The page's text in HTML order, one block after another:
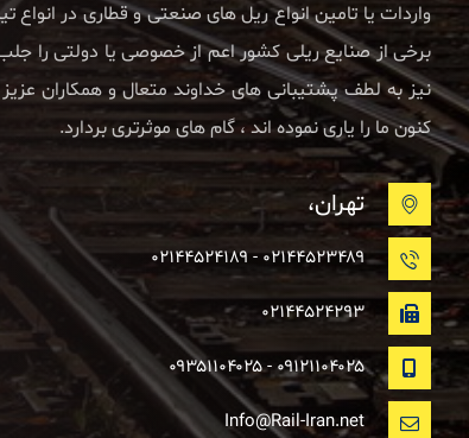
برخی از صنایع ریلی کشور اعم از خصوصی یا دولتی را جلب
نیز به لطف پشتیبانی های خداوند متعال و همکاران
کنون ما را یاری نموده اند ، گام های موثرتری بردارد.
تهران،
۰۲۱۴۴۵۲۳۴۸۹ - ۰۲۱۴۴۵۲۴۱۸۹
۰۲۱۴۴۵۲۴۲۹۳
۰۹۱۲۱۱۰۴۰۲۵ - ۰۹۳۵۱۱۰۴۰۲۵
Info@Rail-Iran.net